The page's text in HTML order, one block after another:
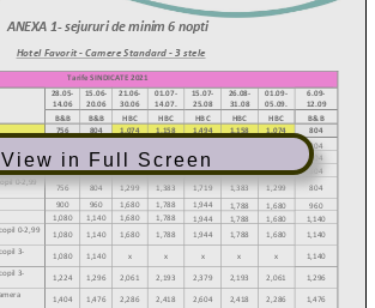
View in Full Screen